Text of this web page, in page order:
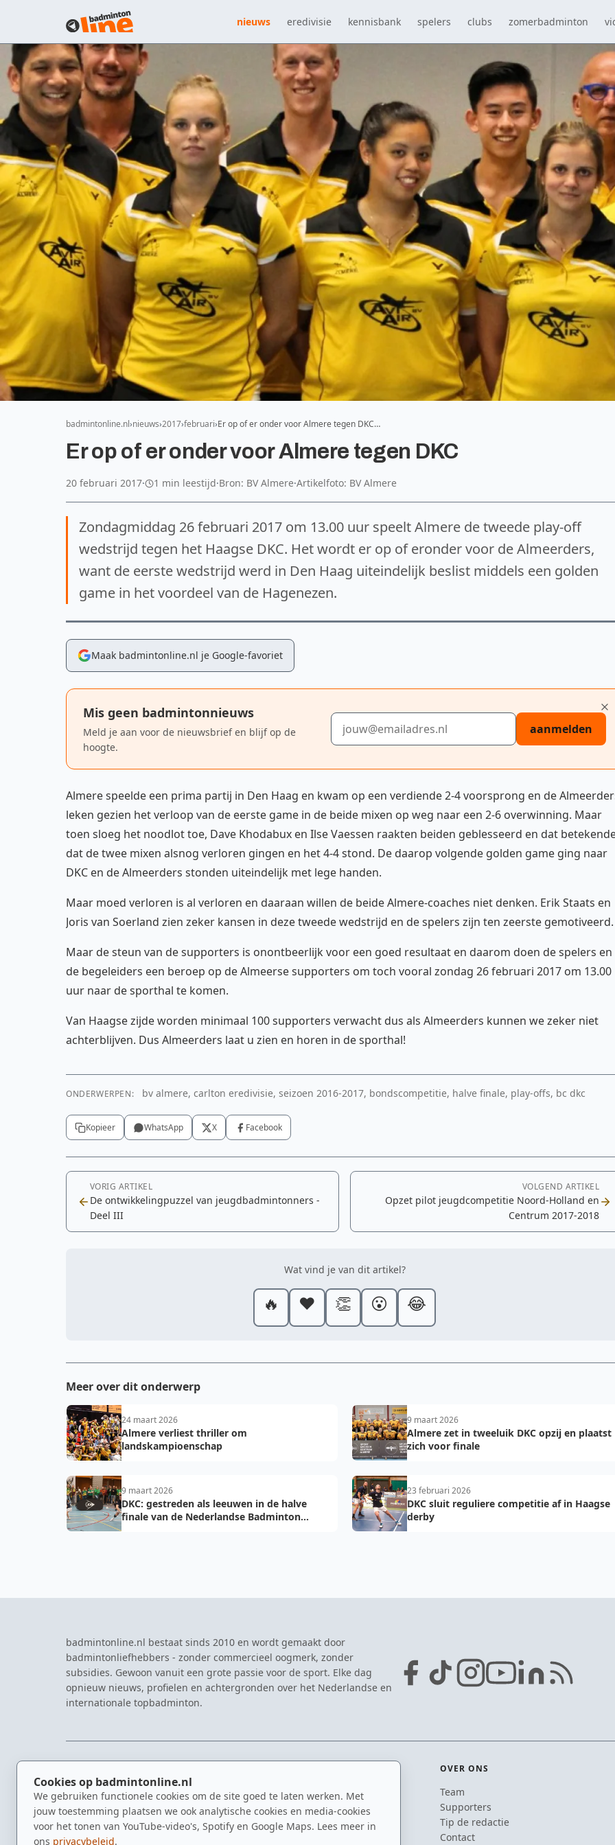
Cookies op badmintonline.nl
We gebruiken functionele cookies om de site goed te laten werken. Met
jouw toestemming plaatsen we ook analytische cookies en media-cookies
voor het tonen van YouTube-video's, Spotify en Google Maps. Lees meer in
ons privacybeleid.
nieuws eredivisie kennisbank spelers clubs zomerbadminton
badmintonline.nl nieuws 2017 februari Er op of er onder voor Almere tegen DKC…
Er op of er onder voor Almere tegen DKC
20 februari 2017· 1 min leestijd·Bron: BV Almere·Artikelfoto: BV Almere
Zondagmiddag 26 februari 2017 om 13.00 uur speelt Almere de tweede play-off
wedstrijd tegen het Haagse DKC. Het wordt er op of eronder voor de Almeerders,
want de eerste wedstrijd werd in Den Haag uiteindelijk beslist middels een golden
game in het voordeel van de Hagenezen.
Maak badmintonline.nl je Google-favoriet
Mis geen badmintonnieuws
Meld je aan voor de nieuwsbrief en blijf op de
hoogte.
E-mailadres
aanmelden
Almere speelde een prima partij in Den Haag en kwam op een verdiende 2-4 voorsprong en de
leken gezien het verloop van de eerste game in de beide mixen op weg naar een 2-6 overwinning. Maar
toen sloeg het noodlot toe, Dave Khodabux en Ilse Vaessen raakten beiden geblesseerd en dat
dat de twee mixen alsnog verloren gingen en het 4-4 stond. De daarop volgende golden game ging naar
DKC en de Almeerders stonden uiteindelijk met lege handen.
Maar moed verloren is al verloren en daaraan willen de beide Almere-coaches niet denken. Erik Staats en
Joris van Soerland zien zeker kansen in deze tweede wedstrijd en de spelers zijn ten zeerste gemotiveerd.
Maar de steun van de supporters is onontbeerlijk voor een goed resultaat en daarom doen de spelers en
de begeleiders een beroep op de Almeerse supporters om toch vooral zondag 26 februari 2017 om 13.00
uur naar de sporthal te komen.
Van Haagse zijde worden minimaal 100 supporters verwacht dus als Almeerders kunnen we zeker niet
achterblijven. Dus Almeerders laat u zien en horen in de sporthal!
ONDERWERPEN: bv almere, carlton eredivisie, seizoen 2016-2017, bondscompetitie, halve finale, play-offs, bc dkc
Kopieer WhatsApp X Facebook
VORIG ARTIKEL
De ontwikkelingpuzzel van jeugdbadmintonners -
Deel III
VOLGEND ARTIKEL
Opzet pilot jeugdcompetitie Noord-Holland en
Centrum 2017-2018
Wat vind je van dit artikel?
🔥 ❤️ 👏 😮 😂
Meer over dit onderwerp
24 maart 2026
Almere verliest thriller om
landskampioenschap
9 maart 2026
Almere zet in tweeluik DKC opzij en plaatst
zich voor finale
9 maart 2026
DKC: gestreden als leeuwen in de halve
finale van de Nederlandse Badminton
23 februari 2026
DKC sluit reguliere competitie af in Haagse
derby
badmintonline.nl bestaat sinds 2010 en wordt gemaakt door
badmintonliefhebbers - zonder commercieel oogmerk, zonder
subsidies. Gewoon vanuit een grote passie voor de sport. Elke dag
opnieuw nieuws, profielen en achtergronden over het Nederlandse en
internationale topbadminton.
Nieuws
Kennisbank
Spelers
Clubs
Eredivisie
NK Badminton
Dutch Open
Zomerbadminton
OVER ONS
Team
Supporters
Tip de redactie
Contact